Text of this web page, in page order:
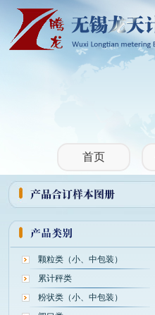
首页
颗粒类（小、中包装）
累计秤类
粉状类（小、中包装）